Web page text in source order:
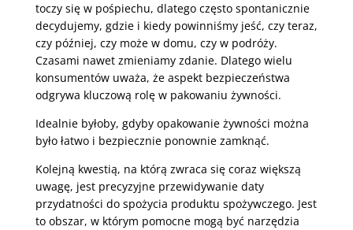
toczy się w pośpiechu, dlatego często spontanicznie
decydujemy, gdzie i kiedy powinniśmy jeść, czy teraz,
czy później, czy może w domu, czy w podróży.
Czasami nawet zmieniamy zdanie. Dlatego wielu
konsumentów uważa, że aspekt bezpieczeństwa
odgrywa kluczową rolę w pakowaniu żywności.
Idealnie byłoby, gdyby opakowanie żywności można
było łatwo i bezpiecznie ponownie zamknąć.
Kolejną kwestią, na którą zwraca się coraz większą
uwagę, jest precyzyjne przewidywanie daty
przydatności do spożycia produktu spożywczego. Jest
to obszar, w którym pomocne mogą być narzędzia